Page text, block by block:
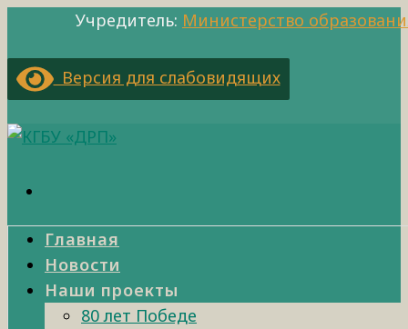
Учредитель: Министерство
Версия для слабовидящих
Главная
Новости
Наши проекты
80 лет Победе